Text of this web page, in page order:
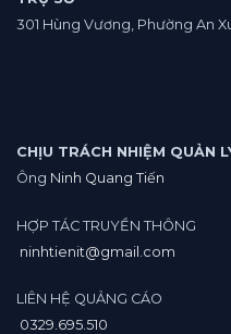
301 Hùng Vương, Phường An
CHỊU TRÁCH NHIỆM QUẢN
Ông Ninh Quang Tiến
HỢP TÁC TRUYỀN THÔNG
ninhtienit@gmail.com
LIÊN HỆ QUẢNG CÁO
0329.695.510